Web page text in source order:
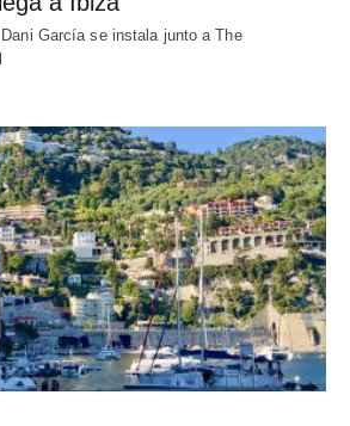
García se instala junto a The